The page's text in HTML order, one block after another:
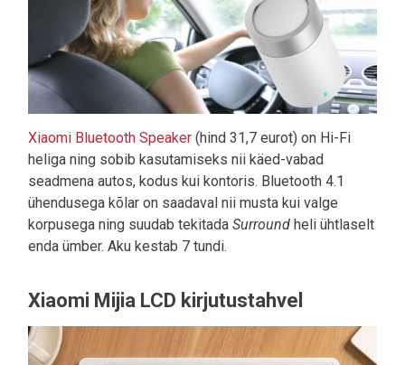
Xiaomi Bluetooth Speaker (hind 31,7 eurot) on Hi-Fi
heliga ning sobib kasutamiseks nii käed-vabad
seadmena autos, kodus kui kontoris. Bluetooth 4.1
ühendusega kõlar on saadaval nii musta kui valge
korpusega ning suudab tekitada Surround heli ühtlaselt
enda ümber. Aku kestab 7 tundi.
Xiaomi Mijia LCD kirjutustahvel